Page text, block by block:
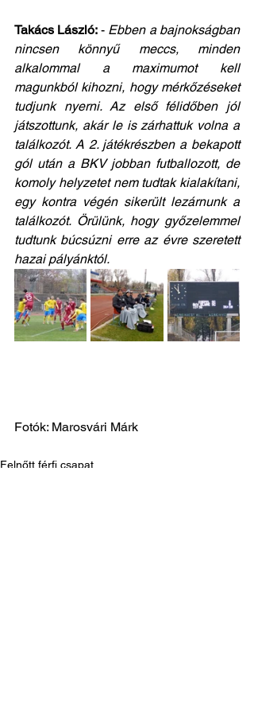
Takács László: - Ebben a bajnokságban
nincsen könnyű meccs, minden
alkalommal a maximumot kell
magunkból kihozni, hogy mérkőzéseket
tudjunk nyerni. Az első félidőben jól
játszottunk, akár le is zárhattuk volna a
találkozót. A 2. játékrészben a bekapott
gól után a BKV jobban futballozott, de
komoly helyzetet nem tudtak kialakítani,
egy kontra végén sikerült lezárnunk a
találkozót. Örülünk, hogy győzelemmel
tudtunk búcsúzni erre az évre szeretett
hazai pályánktól.
Fotók: Marosvári Márk
Felnőtt férfi csapat